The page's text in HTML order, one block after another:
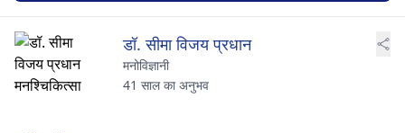
डॉ. सीमा विजय प्रधान
मनोविज्ञानी
41 साल का अनुभव